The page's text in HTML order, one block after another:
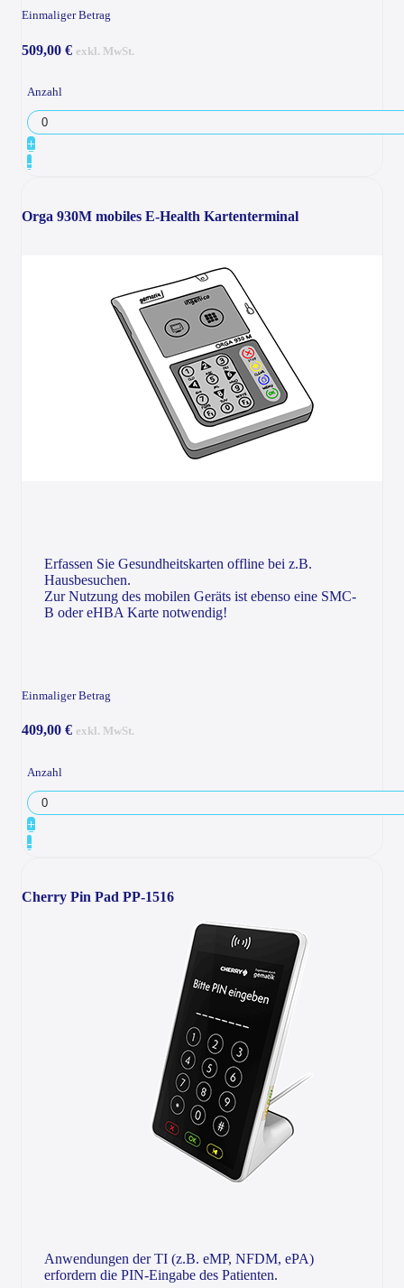
Einmaliger Betrag
509,00 € exkl. MwSt.
Anzahl
+
-
Orga 930M mobiles E-Health Kartenterminal
Erfassen Sie Gesundheitskarten offline bei z.B.
Hausbesuchen.
Zur Nutzung des mobilen Geräts ist ebenso eine SMC-
B oder eHBA Karte notwendig!
Einmaliger Betrag
409,00 € exkl. MwSt.
Anzahl
+
-
Cherry Pin Pad PP-1516
Anwendungen der TI (z.B. eMP, NFDM, ePA)
erfordern die PIN-Eingabe des Patienten.